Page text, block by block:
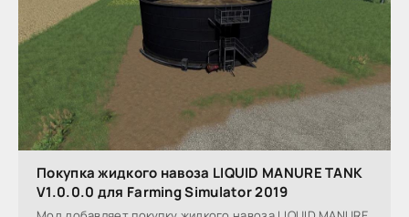
Покупка жидкого навоза LIQUID MANURE TANK
V1.0.0.0 для Farming Simulator 2019